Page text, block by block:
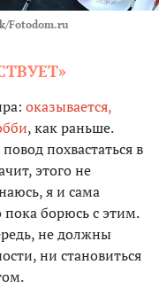
Fotodom.ru
оказывается,
, как раньше.
похвастаться в
этого не
я и сама
пока борюсь с этим.
не должны
ни становиться